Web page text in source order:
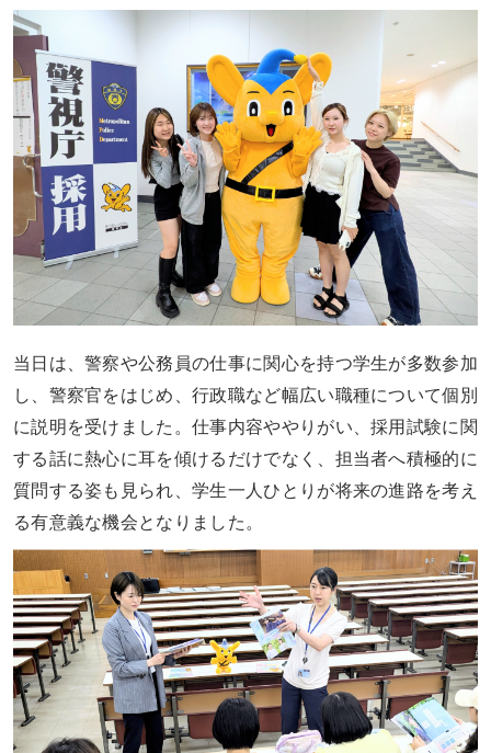
当日は、警察や公務員の仕事に関心を持つ学生が多数参加
し、警察官をはじめ、行政職など幅広い職種について個別
に説明を受けました。仕事内容ややりがい、採用試験に関
する話に熱心に耳を傾けるだけでなく、担当者へ積極的に
質問する姿も見られ、学生一人ひとりが将来の進路を考え
る有意義な機会となりました。